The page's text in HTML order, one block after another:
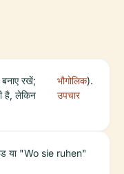
रखें;
है, लेकिन
भौगोलिक
उपचार
).
या "Wo sie ruhen"